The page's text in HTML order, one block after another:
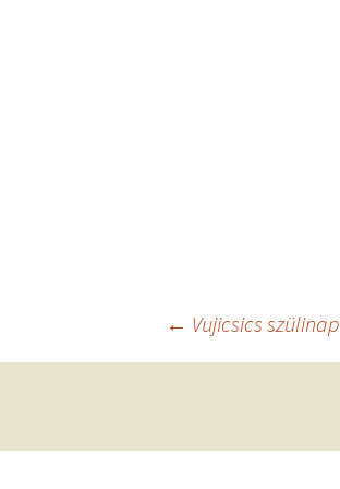
Bejegyzés
← Vujicsics szülinap